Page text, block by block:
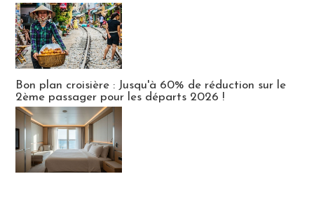
Bon plan croisière : Jusqu'à 60% de réduction sur le
2ème passager pour les départs 2026 !